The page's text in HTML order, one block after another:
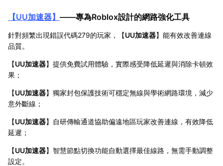
【UU加速器】 ——專為Roblox設計的網路強化工具
針對頻繁出現錯誤代碼279的玩家，【UU加速器】能有效改善連線
品質。
【UU加速器】提供免費試用體驗，實際感受降低延遲與消除卡頓效
果；
【UU加速器】獨家封包保護技術可穩定無線與學術網路環境，減少
意外斷線；
【UU加速器】自研傳輸通道協助偏遠地區玩家改善連線，有效降低
延遲；
【UU加速器】智慧節點切換功能自動選擇最佳線路，無需手動調整
設定。